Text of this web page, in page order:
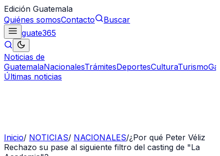
Edición Guatemala
Quiénes somosContacto
Buscar
guate365
Noticias de
GuatemalaNacionalesTrámitesDeportesCulturaTurismo
Últimas noticias
Inicio/ NOTICIAS/ NACIONALES/¿Por qué Peter Véliz
Rechazo su pase al siguiente filtro del casting de "La